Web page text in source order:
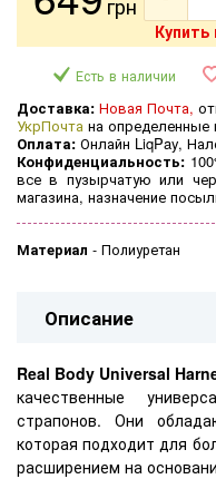
Купить
Есть в наличии
Доставка: Новая Почта,
УкрПочта на определенные
Оплата: Онлайн LiqPay,
Конфиденциальность:
все в пузырчатую или
магазина, назначение
Материал - Полиуретан
Описание
Real Body Universal
качественные
страпонов. Они
которая подходит для
расширением на